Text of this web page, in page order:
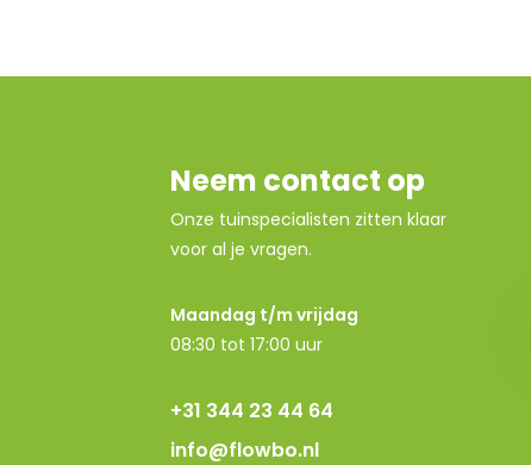
Neem contact op
Onze tuinspecialisten zitten klaar
voor al je vragen.
Maandag t/m vrijdag
08:30 tot 17:00 uur
+31 344 23 44 64
info@flowbo.nl